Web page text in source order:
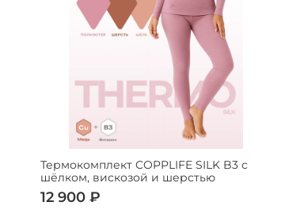
Термокомплект COPPLIFE SILK B3 с
шёлком, вискозой и шерстью
12 900 ₽